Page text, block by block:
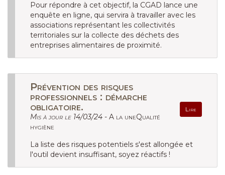
Pour répondre à cet objectif, la CGAD lance une
enquête en ligne, qui servira à travailler avec les
associations représentant les collectivités
territoriales sur la collecte des déchets des
entreprises alimentaires de proximité.
Prévention des risques
professionnels : démarche
obligatoire.
Lire
Mis à jour le 14/03/24 - A la uneQualité
hygiène
La liste des risques potentiels s'est allongée et
l'outil devient insuffisant, soyez réactifs !